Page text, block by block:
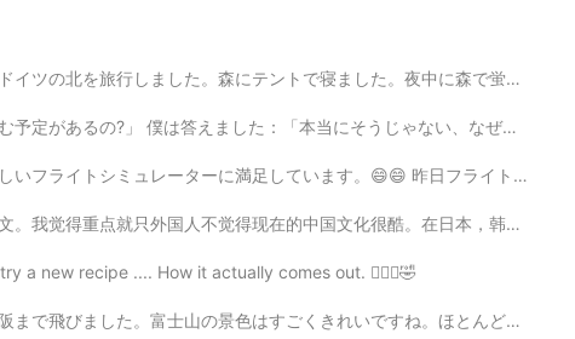
special force. It's a nightmare.
2020.08.14 09:01
ないといけませんね😅 凄く興味深いです。
2020.08.14 08:53
した。夜中に森で蛍がたくさん見えました。9月に蛍を見えるのは珍しいと思います。😊😊😊今から毎日寒くなって来ていま...
そうじゃない、なぜ尋ねる?」 「セバスチャンは日本語がかなり上手なので。ドイツに帰るの予定あれば、一生懸命日本...
。😄😄 昨日フライトシミュレーターで関西空港から羽田空港まで飛行機を飛ばしました。来年もう一度日本に行くのを願っ...
化很酷。在日本，韩国，都可以听很有创意的音乐，看独一无二的电影，体验到他们的文化。中国电影我感觉到拍的很弱，音乐...
a new recipe .... How it actually comes out. 🤷🏻‍♀️🤣
いですね。ほとんど本物の写真のように見えます！ エアバスで飛びました。飛行機のバタンがたくさんあり、飛ぶのは簡単...